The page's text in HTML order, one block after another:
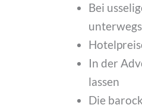
Bei
unterwegs
In der
lassen
Die